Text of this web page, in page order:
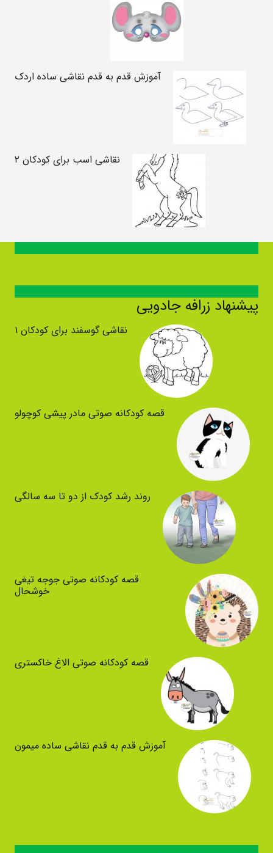
آموزش قدم به قدم نقاشی ساده اردک
نقاشی اسب برای کودکان ۲
پیشنهاد زرافه جادویی
نقاشی گوسفند برای کودکان ۱
قصه کودکانه صوتی مادر پیشی کوچولو
روند رشد کودک از دو تا سه سالگی
قصه کودکانه صوتی جوجه تیغی
خوشحال
قصه کودکانه صوتی الاغ خاکستری
آموزش قدم به قدم نقاشی ساده میمون